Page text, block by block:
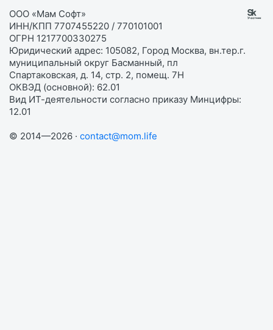
ООО «Мам Софт»
ИНН/КПП 7707455220 / 770101001
ОГРН 1217700330275
Юридический адрес: 105082, Город Москва, вн.тер.г.
муниципальный округ Басманный, пл
Спартаковская, д. 14, стр. 2, помещ. 7Н
ОКВЭД (основной): 62.01
Вид ИТ-деятельности согласно приказу Минцифры:
12.01
© 2014—2026 · contact@mom.life